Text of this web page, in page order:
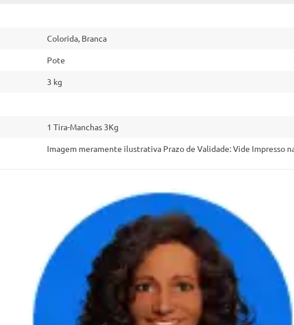
Colorida, Branca
Pote
3 kg
1 Tira-Manchas 3Kg
Imagem meramente ilustrativa Prazo de Validade: Vide Impresso